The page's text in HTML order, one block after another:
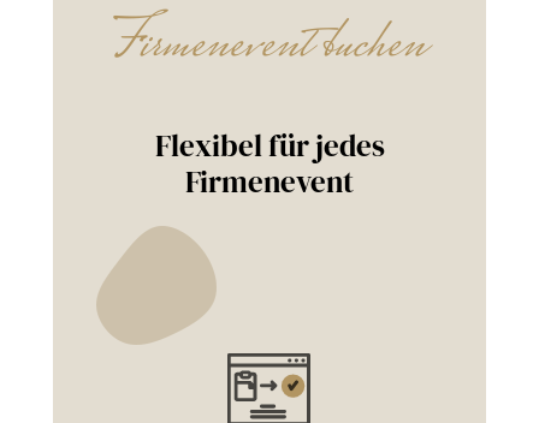
Firmenevent buchen
Flexibel für jedes
Firmenevent